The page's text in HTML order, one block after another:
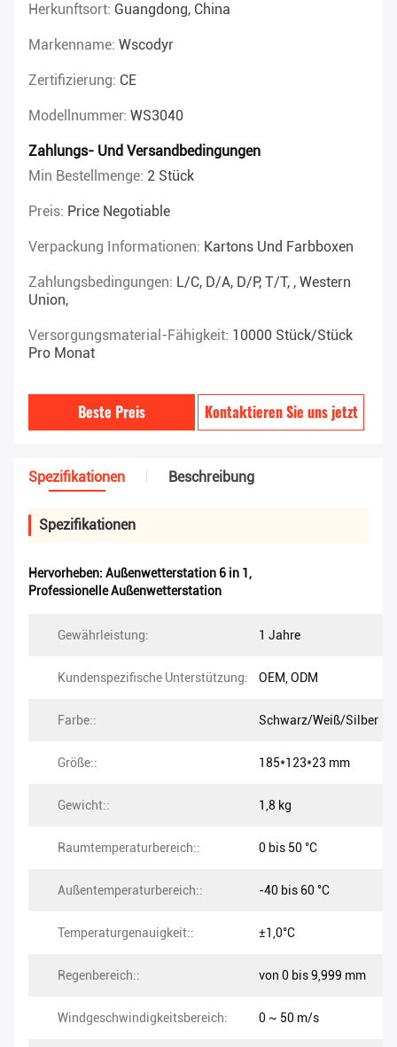
Herkunftsort: Guangdong, China
Markenname: Wscodyr
Zertifizierung: CE
Modellnummer: WS3040
Zahlungs- Und Versandbedingungen
Min Bestellmenge: 2 Stück
Preis: Price Negotiable
Verpackung Informationen: Kartons Und Farbboxen
Zahlungsbedingungen: L/C, D/A, D/P, T/T, , Western
Union,
Versorgungsmaterial-Fähigkeit: 10000 Stück/Stück
Pro Monat
Beste Preis Kontaktieren Sie uns jetzt
Spezifikationen Beschreibung
Spezifikationen
Hervorheben: Außenwetterstation 6 in 1 ,
Professionelle Außenwetterstation
Gewährleistung: 1 Jahre
Kundenspezifische Unterstützung: OEM, ODM
Farbe:: Schwarz/Weiß/Silber
Größe:: 185*123*23 mm
Gewicht:: 1,8 kg
Raumtemperaturbereich:: 0 bis 50 °C
Außentemperaturbereich:: -40 bis 60 °C
Temperaturgenauigkeit:: ±1,0°C
Regenbereich:: von 0 bis 9,999 mm
Windgeschwindigkeitsbereich: 0 ~ 50 m/s